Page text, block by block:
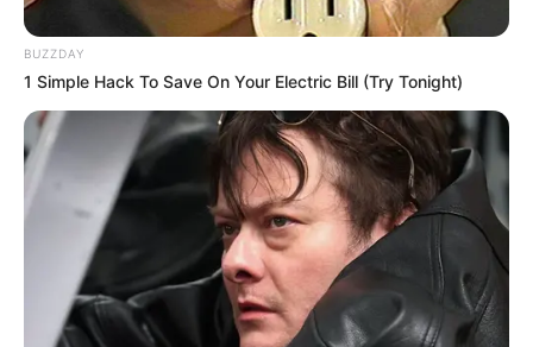
Posted
in
Friss hírek
Brutális a tömeg Magyar Péter
rendezvényén! Megtörténik a
felfoghatatlan:
Szerző • March 17, 2026
BUZZDAY
1 Simple Hack To Save On Your Electric Bill (Try Tonight)